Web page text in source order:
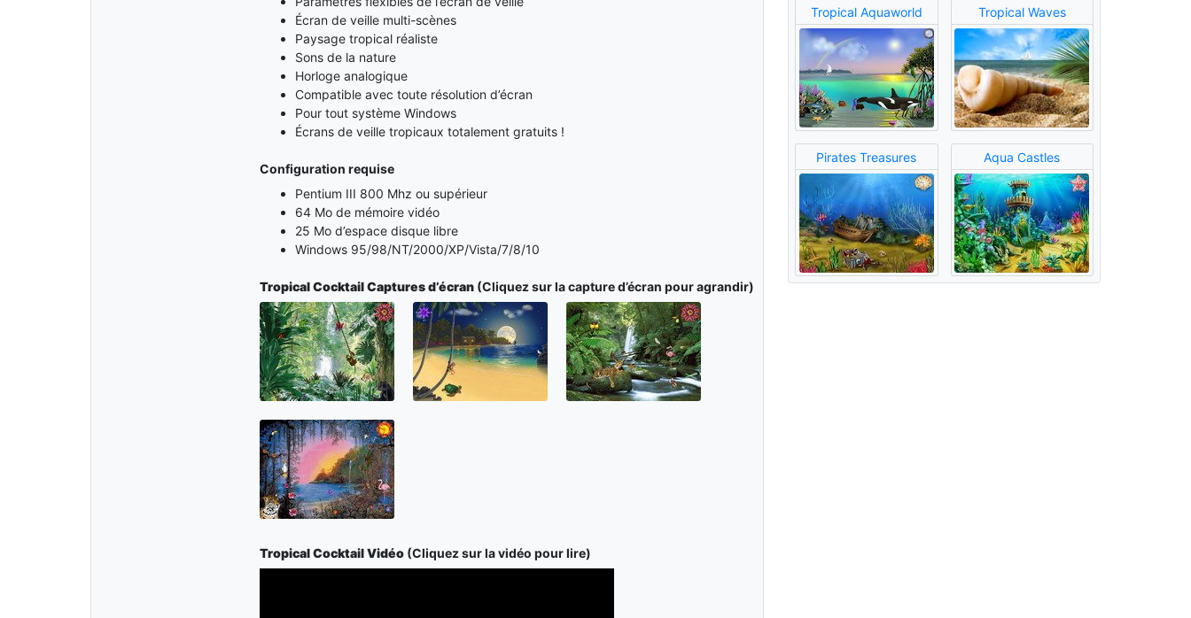
Écran de veille multi-scènes
Paysage tropical réaliste
Sons de la nature
Horloge analogique
Compatible avec toute résolution d’écran
Pour tout système Windows
Écrans de veille tropicaux totalement gratuits !
Configuration requise
Pentium III 800 Mhz ou supérieur
64 Mo de mémoire vidéo
25 Mo d’espace disque libre
Windows 95/98/NT/2000/XP/Vista/7/8/10
Tropical Cocktail Captures d’écran(Cliquez sur la capture d’écran pour agrandir)
Tropical Cocktail Vidéo(Cliquez sur la vidéo pour lire)
Tropical Aquaworld Tropical Waves
Pirates Treasures Aqua Castles